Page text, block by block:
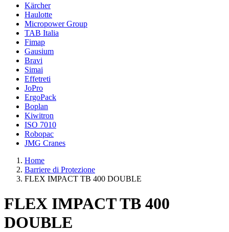
Kärcher
Haulotte
Micropower Group
TAB Italia
Fimap
Gausium
Bravi
Simai
Effetreti
JoPro
ErgoPack
Boplan
Kiwitron
ISO 7010
Robopac
JMG Cranes
Home
Barriere di Protezione
FLEX IMPACT TB 400 DOUBLE
FLEX IMPACT TB 400
DOUBLE